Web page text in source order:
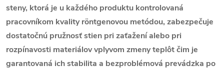
steny, ktorá je u každého produktu kontrolovaná
pracovníkom kvality röntgenovou metódou, zabezpečuje
dostatočnú pružnosť stien pri zaťažení alebo pri
rozpínavosti materiálov vplyvom zmeny teplôt čim je
garantovaná ich stabilita a bezproblémová prevádzka po